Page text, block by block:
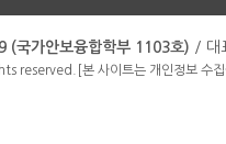
(국가안보융합학부 1103호) / 대
reserved. [본 사이트는 개인정보 수